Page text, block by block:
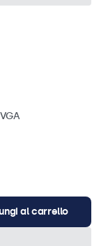
al carrello